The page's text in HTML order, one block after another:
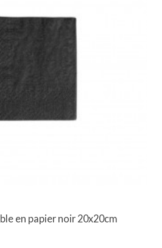
en papier noir 20x20cm